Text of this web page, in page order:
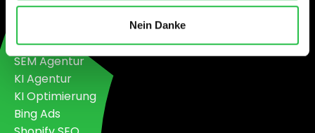
Nein Danke
Social Ads
Google Ads
SEM Agentur
KI Agentur
KI Optimierung
Bing Ads